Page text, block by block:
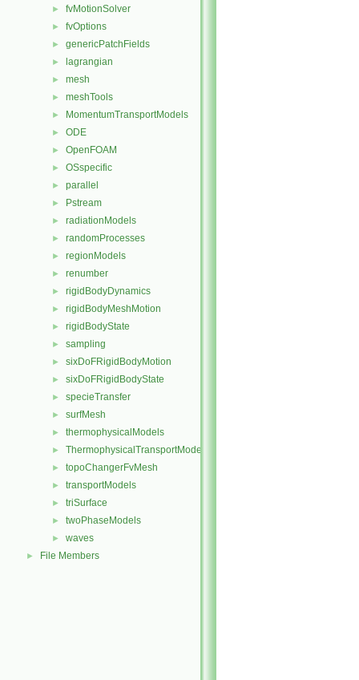
► fvMotionSolver
► fvOptions
► genericPatchFields
► lagrangian
► mesh
► meshTools
► MomentumTransportModels
► ODE
► OpenFOAM
► OSspecific
► parallel
► Pstream
► radiationModels
► randomProcesses
► regionModels
► renumber
► rigidBodyDynamics
► rigidBodyMeshMotion
► rigidBodyState
► sampling
► sixDoFRigidBodyMotion
► sixDoFRigidBodyState
► specieTransfer
► surfMesh
► thermophysicalModels
► ThermophysicalTransportModels
► topoChangerFvMesh
► transportModels
► triSurface
► twoPhaseModels
► waves
► File Members